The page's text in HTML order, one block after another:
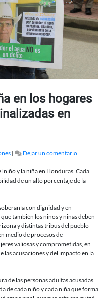
en los hogares
en
| Dejar un comentarioen
día
del
niña
en
hogares
de
en
niño y la niña en Honduras. Cada
de un alto porcentaje de la
con dignidad y en
también los niños y niñas deben
y distintas tribus del pueblo
medio de procesos de
valiosas y comprometidas, en
acusaciones y del impacto en la
de las personas adultas acusadas.
de cada niño y cada niña que forma